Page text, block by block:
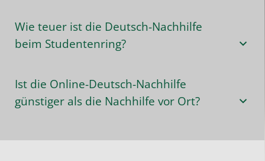
Wie teuer ist die Deutsch-Nachhilfe
beim Studentenring?
Ist die Online-Deutsch-Nachhilfe
günstiger als die Nachhilfe vor Ort?